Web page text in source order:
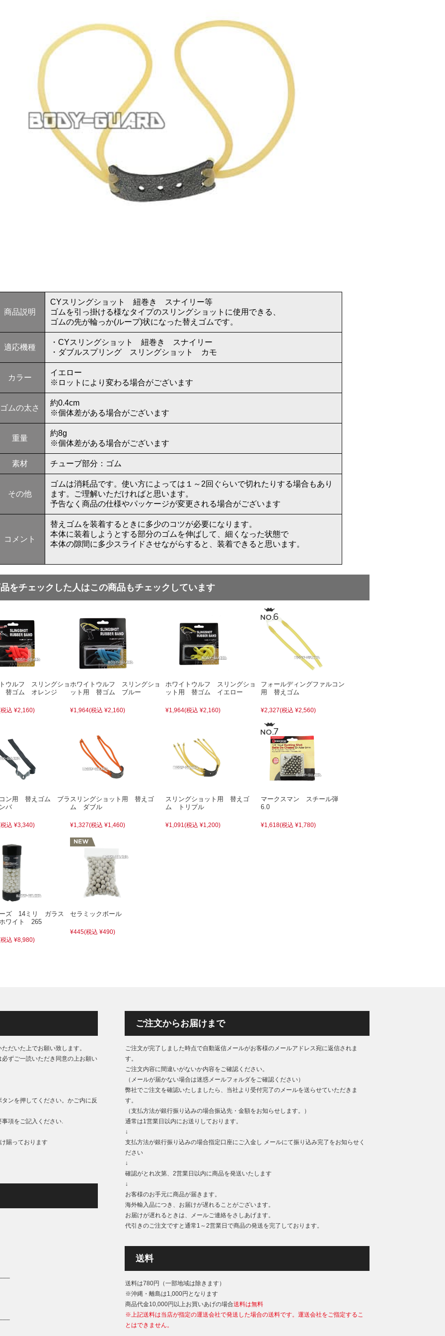
商品説明
CYスリングショット 紐巻き スナイリー等
ゴムを引っ掛ける様なタイプのスリングショットに使用できる、
ゴムの先が輪っか(ループ)状になった替えゴムです。
適応機種
・CYスリングショット 紐巻き スナイリー
・ダブルスプリング スリングショット カモ
カラー
イエロー
※ロットにより変わる場合がございます
ゴムの太さ
約0.4cm
※個体差がある場合がございます
重量
約8g
※個体差がある場合がございます
素材 チューブ部分：ゴム
その他
ゴムは消耗品です。使い方によっては１～2回ぐらいで切れたりする場合もあり
ます。ご理解いただければと思います。
予告なく商品の仕様やパッケージが変更される場合がございます
コメント
替えゴムを装着するときに多少のコツが必要になります。
本体に装着しようとする部分のゴムを伸ばして、細くなった状態で
本体の隙間に多少スライドさせながらすると、装着できると思います。
をチェックした人はこの商品もチェックしています
ウルフ スリングショ
替ゴム オレンジ
込 ¥2,160)
ホワイトウルフ スリングショ
ット用 替ゴム ブルー
¥1,964(税込 ¥2,160)
ホワイトウルフ スリングショ
ット用 替ゴム イエロー
¥1,964(税込 ¥2,160)
フォールディングファルコン
用 替えゴム
¥2,327(税込 ¥2,560)
ン用 替えゴム ブラ
バ
込 ¥3,340)
スリングショット用 替えゴ
ム ダブル
¥1,327(税込 ¥1,460)
スリングショット用 替えゴ
ム トリプル
¥1,091(税込 ¥1,200)
マークスマン スチール弾
6.0
¥1,618(税込 ¥1,780)
ズ 14ミリ ガラス
ワイト 265
込 ¥8,980)
セラミックボール
¥445(税込 ¥490)
だいた上でお願い致します。
ずご一読いただき同意の上お願い
ンを押してください。かご内に反
項をご記入ください.
賜っております
ご注文からお届けまで
ご注文が完了しました時点で自動返信メールがお客様のメールアドレス宛に返信されま
す。
ご注文内容に間違いがないか内容をご確認ください。
（メールが届かない場合は迷惑メールフォルダをご確認ください）
弊社でご注文を確認いたしましたら、当社より受付完了のメールを送らせていただきま
す。
（支払方法が銀行振り込みの場合振込先・金額をお知らせします。）
通常は1営業日以内にお送りしております。
↓
支払方法が銀行振り込みの場合指定口座にご入金し メールにて振り込み完了をお知らせく
ださい
↓
確認がとれ次第、2営業日以内に商品を発送いたします
↓
お客様のお手元に商品が届きます。
海外輸入品につき、お届けが遅れることがございます。
お届けが遅れるときは、メールご連絡をさしあげます。
代引きのご注文ですと通常1～2営業日で商品の発送を完了しております。
送料
送料は780円（一部地域は除きます）
※沖縄・離島は1,000円となります
商品代金10,000円以上お買いあげの場合送料は無料
※上記送料は当店が指定の運送会社で発送した場合の送料です。運送会社をご指定するこ
とはできません。